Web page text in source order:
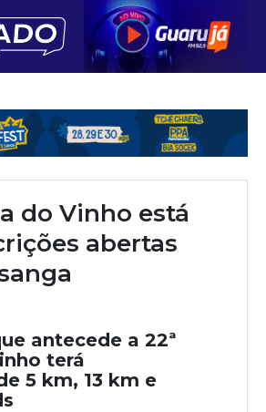
do Vinho está
abertas
antecede a 22ª
terá
5 km, 13 km e